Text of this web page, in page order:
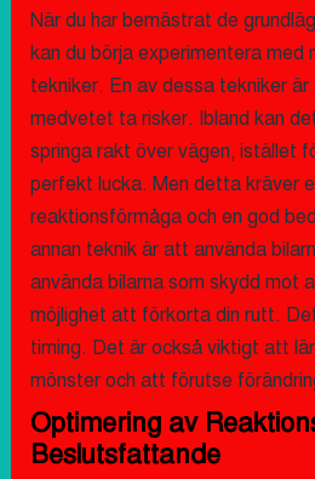
När du har bemästrat de
kan du börja experimentera med
tekniker. En av dessa tekniker
medvetet ta risker. Ibland kan
springa rakt över vägen, istället
perfekt lucka. Men detta kräver
reaktionsförmåga och en god
annan teknik är att använda
använda bilarna som skydd mot
möjlighet att förkorta din rutt.
timing. Det är också viktigt att
mönster och att förutse
Optimering av
Beslutsfattande